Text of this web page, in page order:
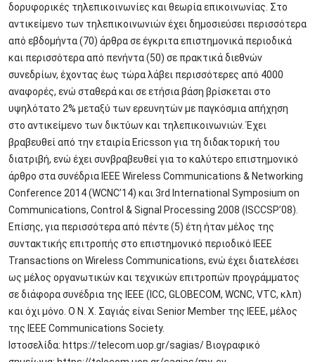
δορυφορικές τηλεπικοινωνίες και θεωρία επικοινωνίας. Στο
αντικείμενο των τηλεπικοινωνιών έχει δημοσιεύσει περισσότερα
από εβδομήντα (70) άρθρα σε έγκριτα επιστημονικά περιοδικά
και περισσότερα από πενήντα (50) σε πρακτικά διεθνών
συνεδρίων, έχοντας έως τώρα λάβει περισσότερες από 4000
αναφορές, ενώ σταθερά και σε ετήσια βάση βρίσκεται στο
υψηλότατο 2% μεταξύ των ερευνητών με παγκόσμια απήχηση
στο αντικείμενο των δικτύων και τηλεπικοινωνιών. Έχει
βραβευθεί από την εταιρία Ericsson για τη διδακτορική του
διατριβή, ενώ έχει συνβραβευθεί για το καλύτερο επιστημονικό
άρθρο στα συνέδρια IEEE Wireless Communications & Networking
Conference 2014 (WCNC’14) και 3rd International Symposium on
Communications, Control & Signal Processing 2008 (ISCCSP’08).
Επίσης, για περισσότερα από πέντε (5) έτη ήταν μέλος της
συντακτικής επιτροπής στο επιστημονικό περιοδικό IEEE
Transactions on Wireless Communications, ενώ έχει διατελέσει
ως μέλος οργανωτικών και τεχνικών επιτροπών προγράμματος
σε διάφορα συνέδρια της IEEE (ICC, GLOBECOM, WCNC, VTC, κλπ)
και όχι μόνο. Ο Ν. Χ. Σαγιάς είναι Senior Member της IEEE, μέλος
της IEEE Communications Society.
Ιστοσελίδα: https://telecom.uop.gr/sagias/ Βιογραφικό